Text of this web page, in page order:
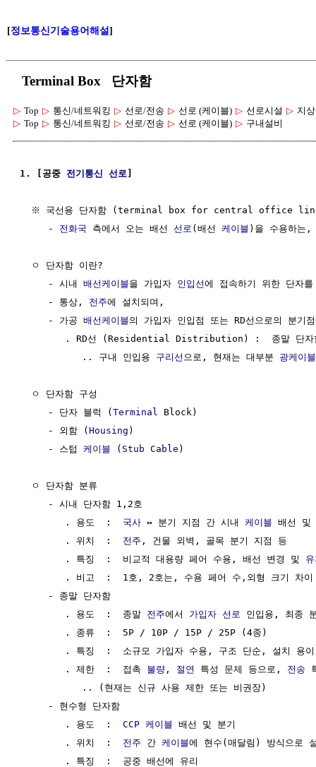
[정보통신기술용어해설]
Terminal Box 단자함
▷ Top ▷ 통신/네트워킹 ▷ 선로/전송 ▷ 선로 (케이블) ▷ 선로시설 ▷ 지
▷ Top ▷ 통신/네트워킹 ▷ 선로/전송 ▷ 선로 (케이블) ▷ 구내설비
1. [공중 전기통신 선로 ]
※ 국선용 단자함 (terminal box for central office
     -
전화국 측에서 오는 배선 선로 (배선 케이블 )을 수용하는,
  ㅇ 단자함 이란?
     - 시내
배선케이블을 가입자 인입선에 접속하기 위한 단자
     - 통상,
전주에 설치되며,
     - 가공
배선케이블의 가입자 인입점 또는 RD선으로의 분기
. RD선 (Residential Distribution) :  종말 단자
           .. 구내 인입용
구리선 으로, 현재는 대부분 광케이블
  ㅇ 단자함 구성
     - 단자 블럭 (
Terminal
Block)
     - 외함 (
Housing )
     - 스텁
케이블 ( Stub Cable )
  ㅇ 단자함 분류
     - 시내 단자함 1,2호
        . 용도  :
국사 ↔ 분기 지점 간 시내 케이블 배선 및
        . 위치  :
전주 , 건물 외벽, 골목 분기 지점 등
        . 특징  :  비교적 대용량 페어 수용, 배선 변경 및
        . 비고  :  1호, 2호는, 수용 페어 수,외형 크기 차이
     - 종말 단자함
        . 용도  :  종말
전주에서 가입자 선로
인입용, 최종
        . 종류  :  5P / 10P / 15P / 25P (4종)
. 특징  :  소규모 가입자 수용, 구조 단순, 설치 용
        . 제한  :  접촉
불량 , 절연 특성 문제 등으로, 전송
           .. (현재는 신규 사용 제한 또는 비권장)
     - 현수형 단자함
        . 용도  :
CCP 케이블 배선 및 분기
        . 위치  :
전주 간 케이블에 현수(매달림) 방식으로
        . 특징  :  공중 배선에 유리